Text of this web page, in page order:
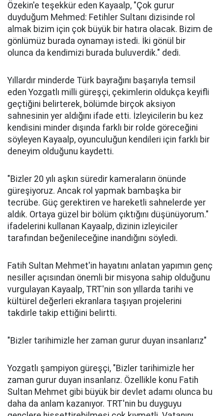
Özekin'e teşekkür eden Kayaalp, "Çok gurur
duyduğum Mehmed: Fetihler Sultanı dizisinde rol
almak bizim için çok büyük bir hatıra olacak. Bizim de
gönlümüz burada oynamayı istedi. İki gönül bir
olunca da kendimizi burada buluverdik." dedi.
Yıllardır minderde Türk bayrağını başarıyla temsil
eden Yozgatlı milli güreşçi, çekimlerin oldukça keyifli
geçtiğini belirterek, bölümde birçok aksiyon
sahnesinin yer aldığını ifade etti. İzleyicilerin bu kez
kendisini minder dışında farklı bir rolde göreceğini
söyleyen Kayaalp, oyunculuğun kendileri için farklı bir
deneyim olduğunu kaydetti.
"Bizler 20 yılı aşkın süredir kameraların önünde
güreşiyoruz. Ancak rol yapmak bambaşka bir
tecrübe. Güç gerektiren ve hareketli sahnelerde yer
aldık. Ortaya güzel bir bölüm çıktığını düşünüyorum."
ifadelerini kullanan Kayaalp, dizinin izleyiciler
tarafından beğenileceğine inandığını söyledi.
Fatih Sultan Mehmet'in hayatını anlatan yapımın genç
nesiller açısından önemli bir misyona sahip olduğunu
vurgulayan Kayaalp, TRT'nin son yıllarda tarihi ve
kültürel değerleri ekranlara taşıyan projelerini
takdirle takip ettiğini belirtti.
"Bizler tarihimizle her zaman gurur duyan insanlarız"
Yozgatlı şampiyon güreşçi, "Bizler tarihimizle her
zaman gurur duyan insanlarız. Özellikle konu Fatih
Sultan Mehmet gibi büyük bir devlet adamı olunca bu
daha da anlam kazanıyor. TRT'nin bu duyguyu